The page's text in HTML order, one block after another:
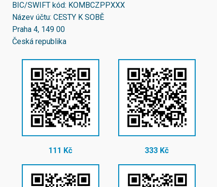
BIC/SWIFT kód: KOMBCZPPXXX
Název účtu: CESTY K SOBĚ
Praha 4, 149 00
Česká republika
111 Kč 333 Kč